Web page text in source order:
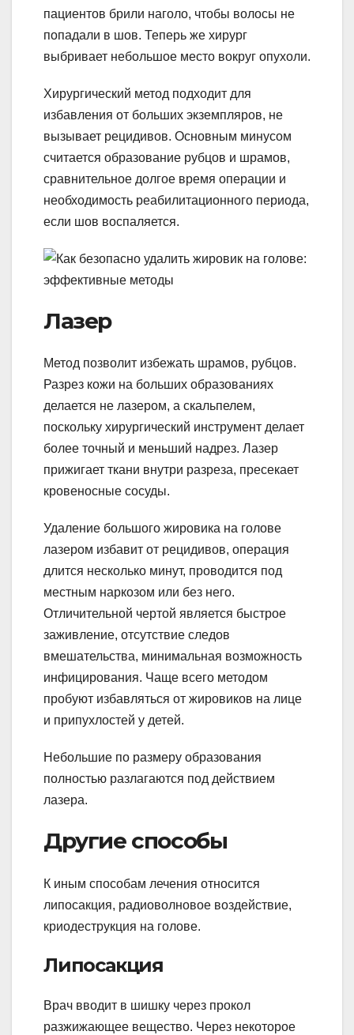
пациентов брили наголо, чтобы волосы не
попадали в шов. Теперь же хирург
выбривает небольшое место вокруг опухоли.
Хирургический метод подходит для
избавления от больших экземпляров, не
вызывает рецидивов. Основным минусом
считается образование рубцов и шрамов,
сравнительное долгое время операции и
необходимость реабилитационного периода,
если шов воспаляется.
Лазер
Метод позволит избежать шрамов, рубцов.
Разрез кожи на больших образованиях
делается не лазером, а скальпелем,
поскольку хирургический инструмент делает
более точный и меньший надрез. Лазер
прижигает ткани внутри разреза, пресекает
кровеносные сосуды.
Удаление большого жировика на голове
лазером избавит от рецидивов, операция
длится несколько минут, проводится под
местным наркозом или без него.
Отличительной чертой является быстрое
заживление, отсутствие следов
вмешательства, минимальная возможность
инфицирования. Чаще всего методом
пробуют избавляться от жировиков на лице
и припухлостей у детей.
Небольшие по размеру образования
полностью разлагаются под действием
лазера.
Другие способы
К иным способам лечения относится
липосакция, радиоволновое воздействие,
криодеструкция на голове.
Липосакция
Врач вводит в шишку через прокол
разжижающее вещество. Через некоторое